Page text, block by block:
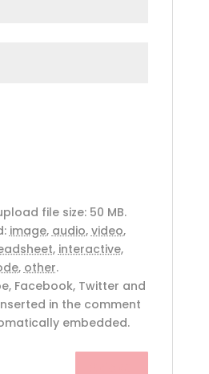
file size: 50 MB.
image, audio, video,
, interactive,
, other.
Facebook, Twitter and
in the comment
embedded.